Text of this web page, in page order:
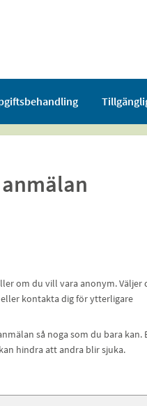
om du vill vara anonym. Väljer
kontakta dig för ytterligare
så noga som du bara kan.
hindra att andra blir sjuka.